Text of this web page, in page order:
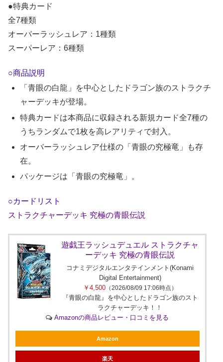
●特典カード
全7種類
オーバーラッシュレア：1種類
スーパーレア：6種類
○商品説明
「青眼の白龍」を中心としたドラゴン族のストラクチ
ャーデッキが登場。
特典カードは本商品に収録される新規カード全7種の
うちランダムで1枚を高レアリティで封入。
オーバーラッシュレア仕様の「青眼の究極竜」も存
在。
パッケージは「青眼の究極竜」。
○カードリスト
ストラクチャーデッキ 究極の青眼伝説
遊戯王ラッシュデュエル ストラクチャ
ーデッキ 究極の青眼伝説
コナミデジタルエンタテインメント(Konami
Digital Entertainment)
￥4,500（2026/08/09 17:06時点）
『青眼の白龍』を中心としたドラゴン族のスト
ラクチャーデッキ！！
Amazonの商品レビュー・口コミを見る
Amazon
楽天